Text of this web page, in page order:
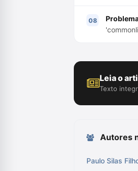
Leia o
Texto
Autores
Paulo Silas